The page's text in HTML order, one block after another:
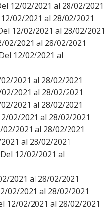
12/02/2021 al 28/02/2021
02/2021 al 28/02/2021
12/02/2021 al 28/02/2021
02/2021 al 28/02/2021
Del 12/02/2021 al
2021 al 28/02/2021
2021 al 28/02/2021
2021 al 28/02/2021
02/2021 al 28/02/2021
02/2021 al 28/02/2021
al 28/02/2021
Del 12/02/2021 al
2021 al 28/02/2021
02/2021 al 28/02/2021
12/02/2021 al 28/02/2021